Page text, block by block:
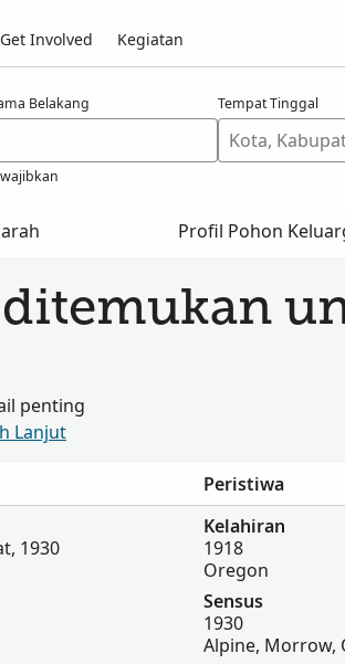
Get Involved Kegiatan
Belakang Tempat Tinggal
Profil Pohon
penting
Lanjut
Peristiwa
1930
Kelahiran
1918
Oregon
Sensus
1930
Alpine, Morrow,